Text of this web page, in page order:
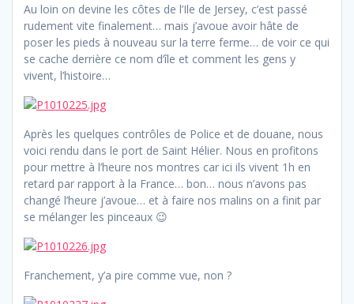
Au loin on devine les côtes de l’Ile de Jersey, c’est passé
rudement vite finalement… mais j’avoue avoir hâte de
poser les pieds à nouveau sur la terre ferme… de voir ce qui
se cache derrière ce nom d’île et comment les gens y
vivent, l’histoire…
Après les quelques contrôles de Police et de douane, nous
voici rendu dans le port de Saint Hélier. Nous en profitons
pour mettre à l’heure nos montres car ici ils vivent 1h en
retard par rapport à la France… bon… nous n’avons pas
changé l’heure j’avoue… et à faire nos malins on a finit par
se mélanger les pinceaux 😉
Franchement, y’a pire comme vue, non ?